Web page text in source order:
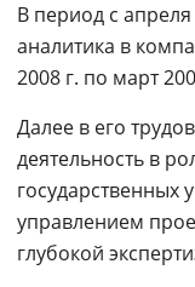
В период с
аналитика в
2008 г. по март
Далее в его
деятельность в
государственных
управлением
глубокой